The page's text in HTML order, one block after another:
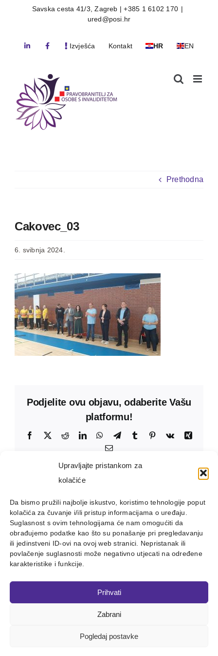
Upravljajte pristankom za
kolačiće
Da bismo pružili najbolje iskustvo, koristimo tehnologije poput
kolačića za čuvanje i/ili pristup informacijama o uređaju.
Suglasnost s ovim tehnologijama će nam omogućiti da
obrađujemo podatke kao što su ponašanje pri pregledavanju
ili jedinstveni ID-ovi na ovoj web stranici. Nepristanak ili
povlačenje suglasnosti može negativno utjecati na određene
karakteristike i funkcije.
Prihvati
Zabrani
Pogledaj postavke
Savska cesta 41/3, Zagreb | +385 1 6102 170 |
ured@posi.hr
Izvješća Kontakt HR EN
Prethodna
Cakovec_03
6. svibnja 2024.
Podjelite ovu objavu, odaberite Vašu
platformu!
Facebook
X RedditLinkedInWhatsApp
TelegramTumblr Pinterest
Vk
Xing
Email:
| All Rights Reserved | Powered by